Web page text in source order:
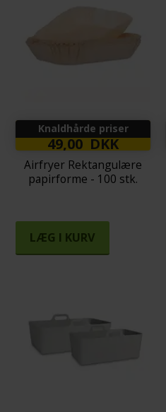
Knaldhårde priser
49,00 DKK
Airfryer Rektangulære
papirforme - 100 stk.
LÆG I KURV